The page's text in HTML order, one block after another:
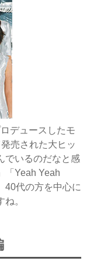
デュースしたモ
売された大ヒッ
でいるのだなと感
「Yeah Yeah
40代の方を中心に
。